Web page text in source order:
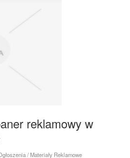
reklamowy w
/ Materiały Reklamowe